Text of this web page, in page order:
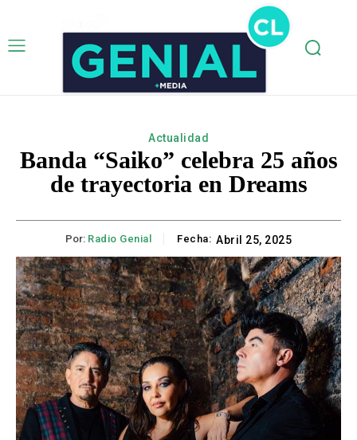
Actualidad
Banda “Saiko” celebra 25 años
de trayectoria en Dreams
Por: Radio Genial Fecha: Abril 25, 2025